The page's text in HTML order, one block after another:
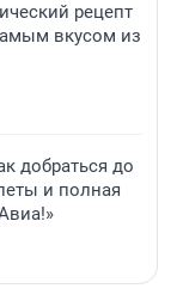
рецепт
вкусом из
добраться до
и полная